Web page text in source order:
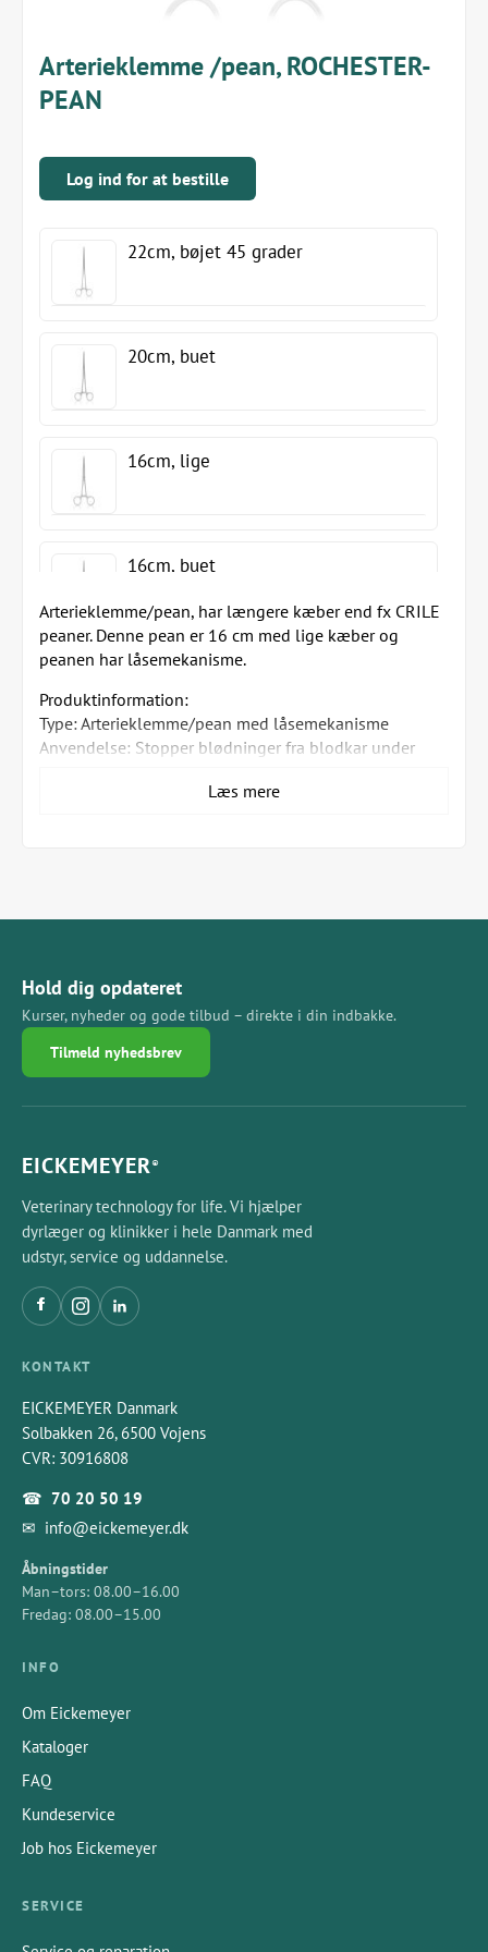
Arterieklemme /pean, ROCHESTER-
PEAN
Log ind for at bestille
22cm, bøjet 45 grader
20cm, buet
16cm, lige
16cm, buet
20cm, lige
18cm, lige
Arterieklemme/pean, har længere kæber end fx CRILE
peaner. Denne pean er 16 cm med lige kæber og
peanen har låsemekanisme.
Produktinformation:
Type: Arterieklemme/pean med låsemekanisme
Anvendelse: Stopper blødninger fra blodkar under
Læs mere
Hold dig opdateret
Kurser, nyheder og gode tilbud – direkte i din indbakke.
Tilmeld nyhedsbrev
EICKEMEYER®
Veterinary technology for life. Vi hjælper
dyrlæger og klinikker i hele Danmark med
udstyr, service og uddannelse.
KONTAKT
EICKEMEYER Danmark
Solbakken 26, 6500 Vojens
CVR: 30916808
☎ 70 20 50 19
✉ info@eickemeyer.dk
Åbningstider
Man–tors: 08.00–16.00
Fredag: 08.00–15.00
INFO
Om Eickemeyer
Kataloger
FAQ
Kundeservice
Job hos Eickemeyer
SERVICE